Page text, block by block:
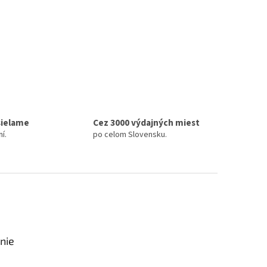
Cez 3000 výdajných miest
po celom Slovensku.